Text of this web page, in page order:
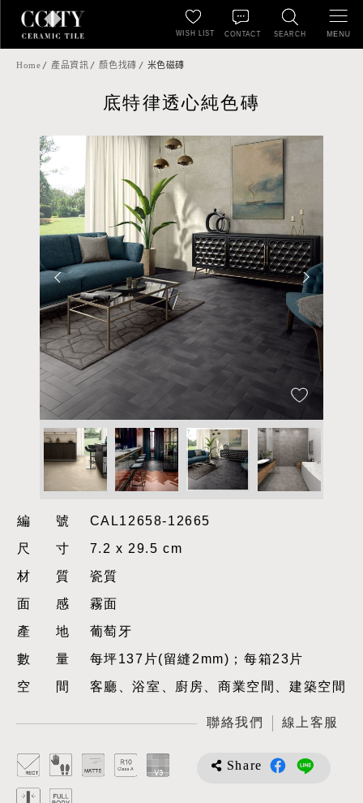
SEARCH
WISH LIST CONTACT MENU
Home 產品資訊 顏色找磚 米色磁磚
底特律透心純色磚
編號CAL12658-12665
尺寸7.2 x 29.5 cm
材質瓷質
面感霧面
產地葡萄牙
數量每坪137片(留縫2mm)；每箱23片
空間客廳、浴室、廚房、商業空間、建築空間
聯絡我們 線上客服
Share